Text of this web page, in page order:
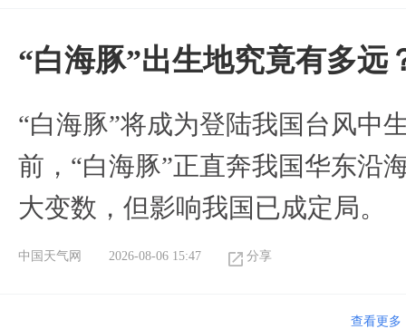
“白海豚”出生地究竟有多远
“白海豚”将成为登陆我国台风中
前，“白海豚”正直奔我国华东沿
大变数，但影响我国已成定局。
中国天气网 2026-08-06 15:47 分享
查看更多